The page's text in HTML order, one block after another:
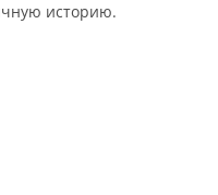
историю.